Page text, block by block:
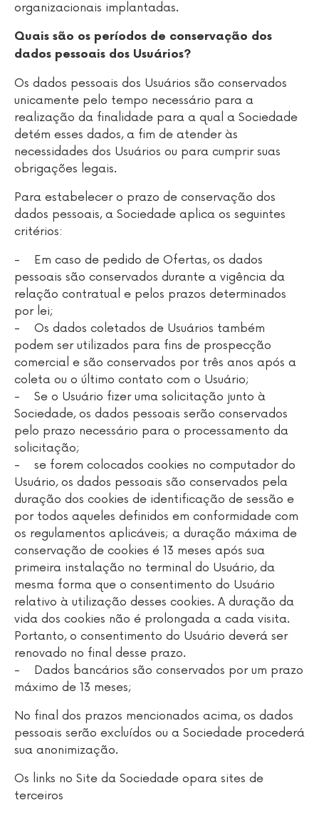
organizacionais implantadas.
Quais são os períodos de conservação dos
dados pessoais dos Usuários?
Os dados pessoais dos Usuários são conservados
unicamente pelo tempo necessário para a
realização da finalidade para a qual a Sociedade
detém esses dados, a fim de atender às
necessidades dos Usuários ou para cumprir suas
obrigações legais.
Para estabelecer o prazo de conservação dos
dados pessoais, a Sociedade aplica os seguintes
critérios:
- Em caso de pedido de Ofertas, os dados
pessoais são conservados durante a vigência da
relação contratual e pelos prazos determinados
por lei;
- Os dados coletados de Usuários também
podem ser utilizados para fins de prospecção
comercial e são conservados por três anos após a
coleta ou o último contato com o Usuário;
- Se o Usuário fizer uma solicitação junto à
Sociedade, os dados pessoais serão conservados
pelo prazo necessário para o processamento da
solicitação;
- se forem colocados cookies no computador do
Usuário, os dados pessoais são conservados pela
duração dos cookies de identificação de sessão e
por todos aqueles definidos em conformidade com
os regulamentos aplicáveis; a duração máxima de
conservação de cookies é 13 meses após sua
primeira instalação no terminal do Usuário, da
mesma forma que o consentimento do Usuário
relativo à utilização desses cookies. A duração da
vida dos cookies não é prolongada a cada visita.
Portanto, o consentimento do Usuário deverá ser
renovado no final desse prazo.
- Dados bancários são conservados por um prazo
máximo de 13 meses;
No final dos prazos mencionados acima, os dados
pessoais serão excluídos ou a Sociedade procederá
sua anonimização.
Os links no Site da Sociedade opara sites de
terceiros